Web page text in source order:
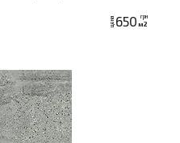
цена 650 грн
м2